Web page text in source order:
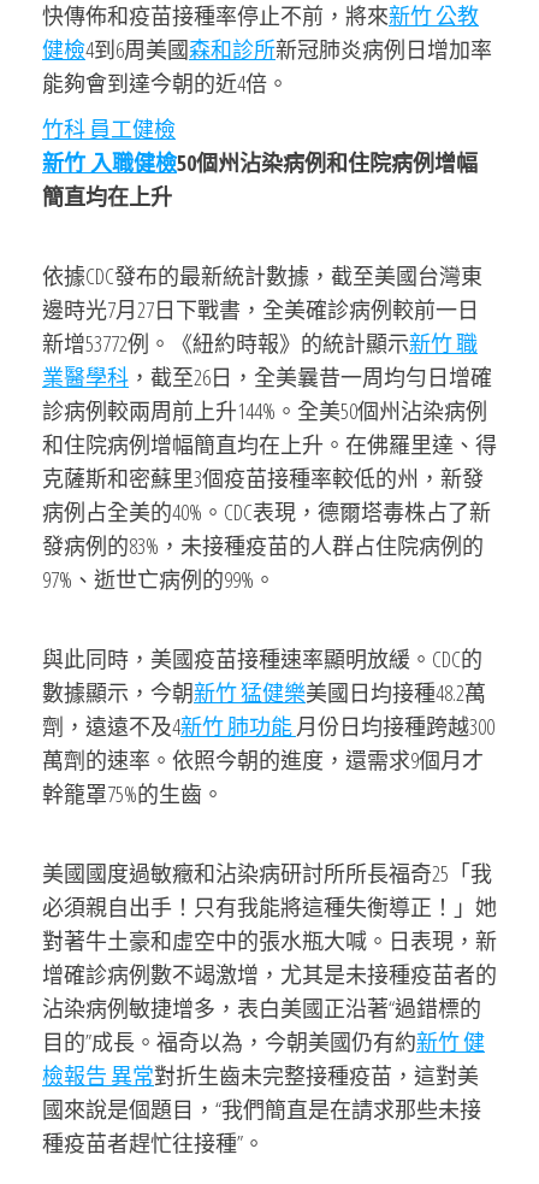
快傳佈和疫苗接種率停止不前，將來新竹 公教
健檢4到6周美國森和診所新冠肺炎病例日增加率
能夠會到達今朝的近4倍。
竹科 員工健檢
新竹 入職健檢50個州沾染病例和住院病例增幅
簡直均在上升
依據CDC發布的最新統計數據，截至美國台灣東
邊時光7月27日下戰書，全美確診病例較前一日
新增53772例。《紐約時報》的統計顯示新竹 職
業醫學科 ，截至26日，全美曩昔一周均勻日增確
診病例較兩周前上升144%。全美50個州沾染病例
和住院病例增幅簡直均在上升。在佛羅里達、得
克薩斯和密蘇里3個疫苗接種率較低的州，新發
病例占全美的40%。CDC表現，德爾塔毒株占了新
發病例的83%，未接種疫苗的人群占住院病例的
97%、逝世亡病例的99%。
與此同時，美國疫苗接種速率顯明放緩。CDC的
數據顯示，今朝新竹 猛健樂美國日均接種48.2萬
劑，遠遠不及4新竹 肺功能月份日均接種跨越300
萬劑的速率。依照今朝的進度，還需求9個月才
幹籠罩75%的生齒。
美國國度過敏癥和沾染病研討所所長福奇25「我
必須親自出手！只有我能將這種失衡導正！」她
對著牛土豪和虛空中的張水瓶大喊。日表現，新
增確診病例數不竭激增，尤其是未接種疫苗者的
沾染病例敏捷增多，表白美國正沿著“過錯標的
目的”成長。福奇以為，今朝美國仍有約新竹 健
檢報告 異常對折生齒未完整接種疫苗，這對美
國來說是個題目，“我們簡直是在請求那些未接
種疫苗者趕忙往接種”。